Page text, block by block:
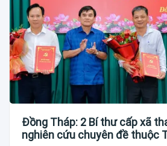
Đồng Tháp: 2 Bí thư cấp xã
nghiên cứu chuyên đề thuộc